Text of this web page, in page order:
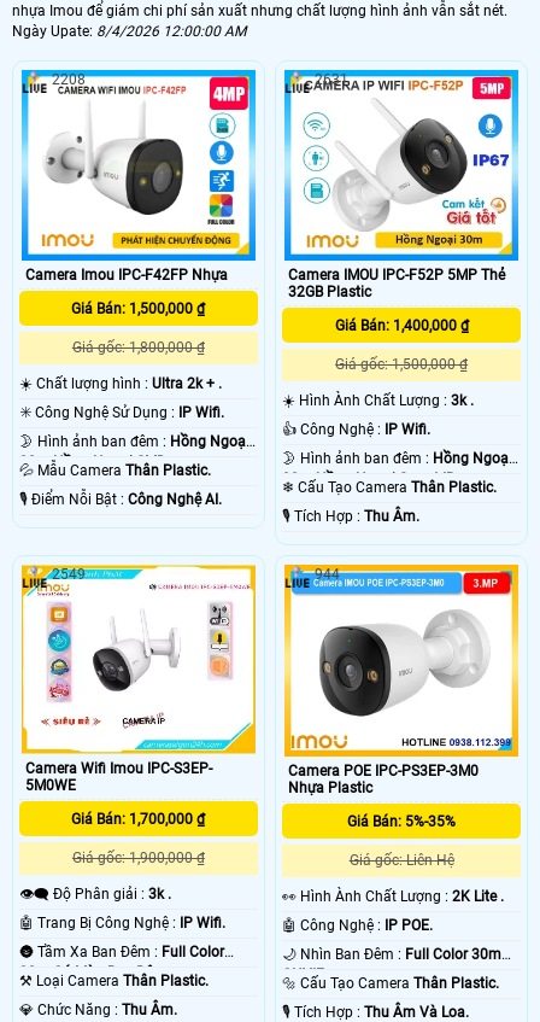
nhựa Imou để giám chi phí sản xuất nhưng chất lượng hình ảnh vẫn sắt nét.
Ngày Upate: 8/4/2026 12:00:00 AM
Camera Imou IPC-F42FP Nhựa
Giá Bán: 1,500,000 ₫
Giá gốc: 1,800,000 ₫
☀️ Chất lượng hình : Ultra 2k + .
✳️ Công Nghệ Sử Dụng :
IP Wifi.
🌛 Hình ảnh ban đêm : Hồng Ngoại
30m Hồng Ngoại SMD.
💦 Mẫu Camera Thân Plastic.
️🎙 Điểm Nỗi Bật : Công Nghệ AI.
2208
Camera IMOU IPC-F52P 5MP Thẻ
32GB Plastic
Giá Bán: 1,400,000 ₫
Giá gốc: 1,500,000 ₫
☀️ Hình Ành Chất Lượng :3k .
👍 Công Nghệ :
IP Wifi.
🌛 Hình ảnh ban đêm : Hồng Ngoại
30m Hồng Ngoại Smart IR.
❄ Cấu Tạo CameraThân Plastic.
️🎙 Tích Hợp :Thu Âm.
2631
Camera Wifi Imou IPC-S3EP-
5M0WE
Giá Bán: 1,700,000 ₫
Giá gốc: 1,900,000 ₫
👁️‍🗨 Độ Phân giải : 3k .
🤖️ Trang Bị Công Nghệ :
IP Wifi.
🌚 Tầm Xa Ban Đêm : Full Color
30m Có Màu Ban Ðêm.
⚒ Loại Camera Thân Plastic.
️💎 Chức Năng : Thu Âm.
2549
Camera POE IPC-PS3EP-3M0
Nhựa Plastic
Giá Bán: 5%-35%
Giá gốc: Liên Hệ
️👀 Hình Ành Chất Lượng :2K Lite .
🤖️ Công Nghệ : IP POE.
🌙 Nhìn Ban Đêm : Full Color 30m
ONVIF.
🔩 Cấu Tạo CameraThân Plastic.
️🎙 Tích Hợp :Thu Âm Và Loa.
944